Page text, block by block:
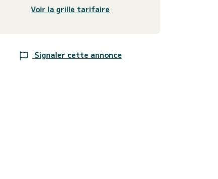
Voir la grille tarifaire
Signaler cette annonce